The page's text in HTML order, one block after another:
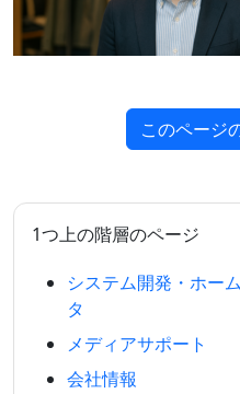
このページ
1つ上の階層のページ
システム開発・ホー
タ
メディアサポート
会社情報